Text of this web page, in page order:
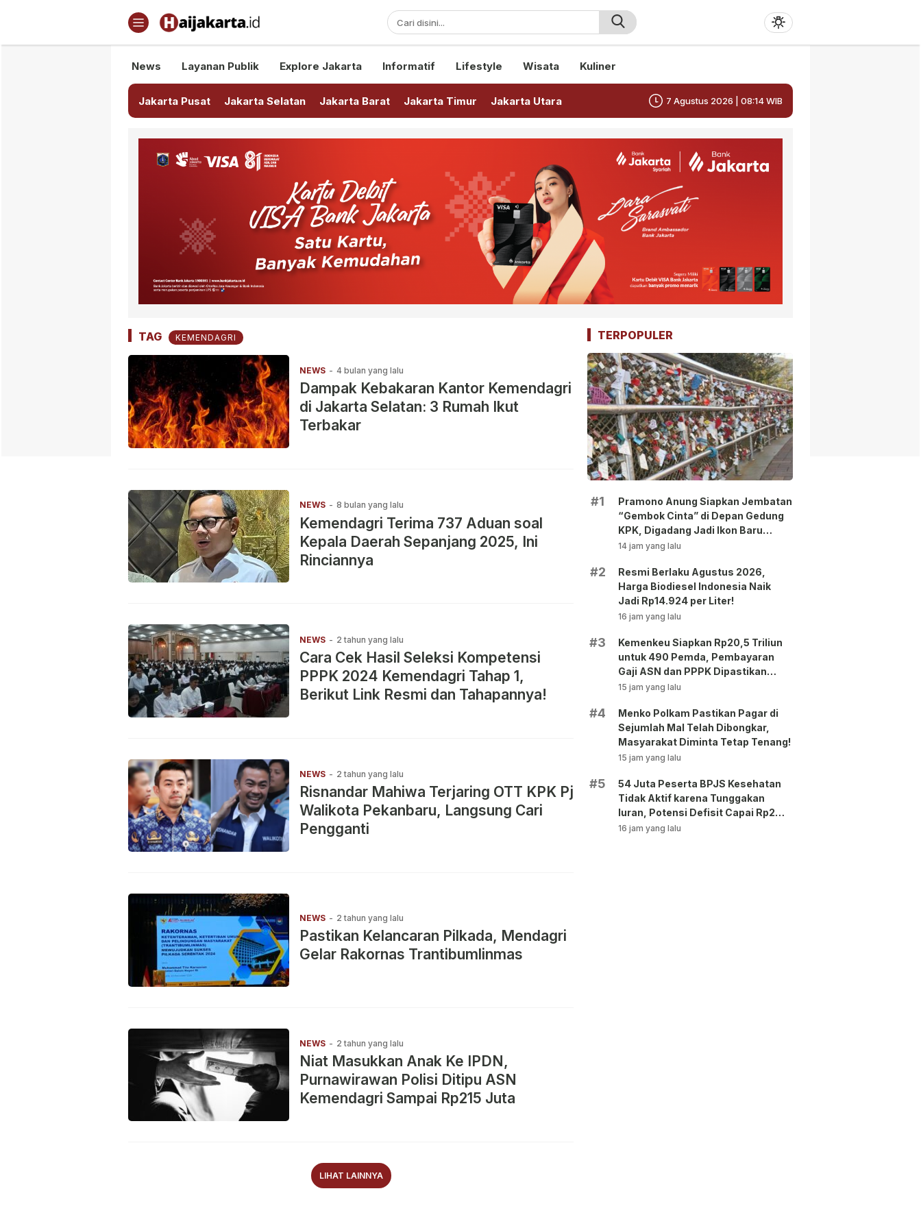
Haijakarta.id
Semua Tentang Jakarta Ada Disini!
News Layanan Publik Explore Jakarta Informatif Lifestyle Wisata Kuliner
Jakarta Pusat Jakarta Selatan Jakarta Barat Jakarta Timur Jakarta Utara 7 Agustus 2026 | 08:14 WIB
TAG KEMENDAGRI
NEWS - 4 bulan yang lalu
Dampak Kebakaran Kantor Kemendagri
di Jakarta Selatan: 3 Rumah Ikut
Terbakar
NEWS - 8 bulan yang lalu
Kemendagri Terima 737 Aduan soal
Kepala Daerah Sepanjang 2025, Ini
Rinciannya
NEWS - 2 tahun yang lalu
Cara Cek Hasil Seleksi Kompetensi
PPPK 2024 Kemendagri Tahap 1,
Berikut Link Resmi dan Tahapannya!
NEWS - 2 tahun yang lalu
Risnandar Mahiwa Terjaring OTT KPK Pj
Walikota Pekanbaru, Langsung Cari
Pengganti
NEWS - 2 tahun yang lalu
Pastikan Kelancaran Pilkada, Mendagri
Gelar Rakornas Trantibumlinmas
NEWS - 2 tahun yang lalu
Niat Masukkan Anak Ke IPDN,
Purnawirawan Polisi Ditipu ASN
Kemendagri Sampai Rp215 Juta
LIHAT LAINNYA
TERPOPULER
#1
Pramono Anung Siapkan Jembatan
“Gembok Cinta” di Depan Gedung
KPK, Digadang Jadi Ikon Baru
Jakarta!
14 jam yang lalu
#2
Resmi Berlaku Agustus 2026,
Harga Biodiesel Indonesia Naik
Jadi Rp14.924 per Liter!
16 jam yang lalu
#3
Kemenkeu Siapkan Rp20,5 Triliun
untuk 490 Pemda, Pembayaran
Gaji ASN dan PPPK Dipastikan
Tetap Berjalan!
15 jam yang lalu
#4
Menko Polkam Pastikan Pagar di
Sejumlah Mal Telah Dibongkar,
Masyarakat Diminta Tetap Tenang!
15 jam yang lalu
#5
54 Juta Peserta BPJS Kesehatan
Tidak Aktif karena Tunggakan
Iuran, Potensi Defisit Capai Rp2
Triliun per Bulan!
16 jam yang lalu